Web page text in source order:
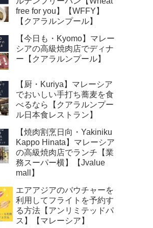
free for you】【WFFY】
【クアラルンプール】
【今日も・Kyomo】マレー
シアの高級焼肉店でディナ
ー【クアラルンプール】
【厨・Kuriya】マレーシア
でおいしい手打ち蕎麦を食
べるなら【クアラルンプー
ル日本食レストラン】
【焼肉割烹日向・Yakiniku
Kappo Hinata】マレーシア
の高級焼肉店でランチ【業
務スーパー横】【Jvalue
mall】
エアアジアのバウチャーを
利用してフライトを予約す
る方法【アンリミテッドパ
ス】【マレーシア】